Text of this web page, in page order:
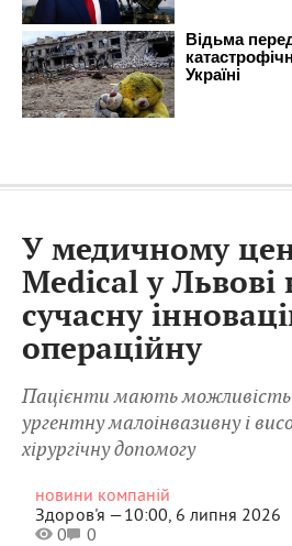
У медичному
Medical у Львові
сучасну
операційну
Пацієнти мають
ургентну малоінвазивну і
хірургічну допомогу
новини компаній
Здоров'я —10:00, 6 липня 2026
0
0